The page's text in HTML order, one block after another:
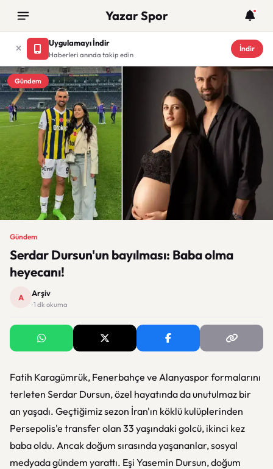
Yazar Spor
Uygulamayı İndir
Haberleri anında takip edin
İndir
Gündem
Gündem
Serdar Dursun'un bayılması: Baba olma
heyecanı!
A Arşiv
· 1 dk okuma
Fatih Karagümrük, Fenerbahçe ve Alanyaspor formalarını
terleten Serdar Dursun, özel hayatında da unutulmaz bir
an yaşadı. Geçtiğimiz sezon İran'ın köklü kulüplerinden
Persepolis'e transfer olan 33 yaşındaki golcü, ikinci kez
baba oldu. Ancak doğum sırasında yaşananlar, sosyal
medyada gündem yarattı. Eşi Yasemin Dursun, doğum